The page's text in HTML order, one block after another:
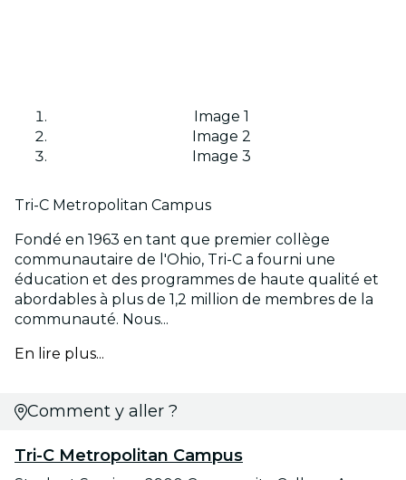
Image 1
Image 2
Image 3
Tri-C Metropolitan Campus
Fondé en 1963 en tant que premier collège
communautaire de l'Ohio, Tri-C a fourni une
éducation et des programmes de haute qualité et
abordables à plus de 1,2 million de membres de la
communauté. Nous...
En lire plus...
Comment y aller ?
Tri-C Metropolitan Campus